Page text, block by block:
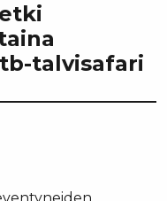
talvisafari